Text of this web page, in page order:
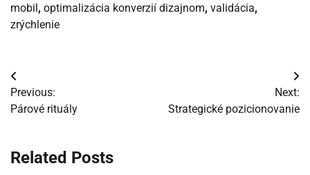
mobil, optimalizácia konverzií dizajnom, validácia,
zrýchlenie
Navigácia
v
Previous:
Párové rituály
Next:
Strategické pozicionovanie
Related Posts